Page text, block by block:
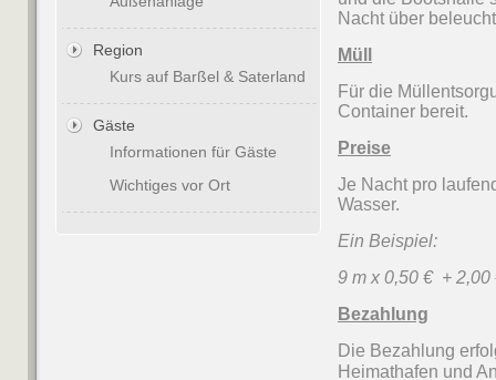
Region
Kurs auf Barßel & Saterland
Gäste
Informationen für Gäste
Wichtiges vor Ort
Nacht über
Müll
Für die
Container bereit.
Preise
Je Nacht pro
Wasser.
Ein Beispiel:
9 m x 0,50 € + 2,00
Bezahlung
Die Bezahlung
Heimathafen und